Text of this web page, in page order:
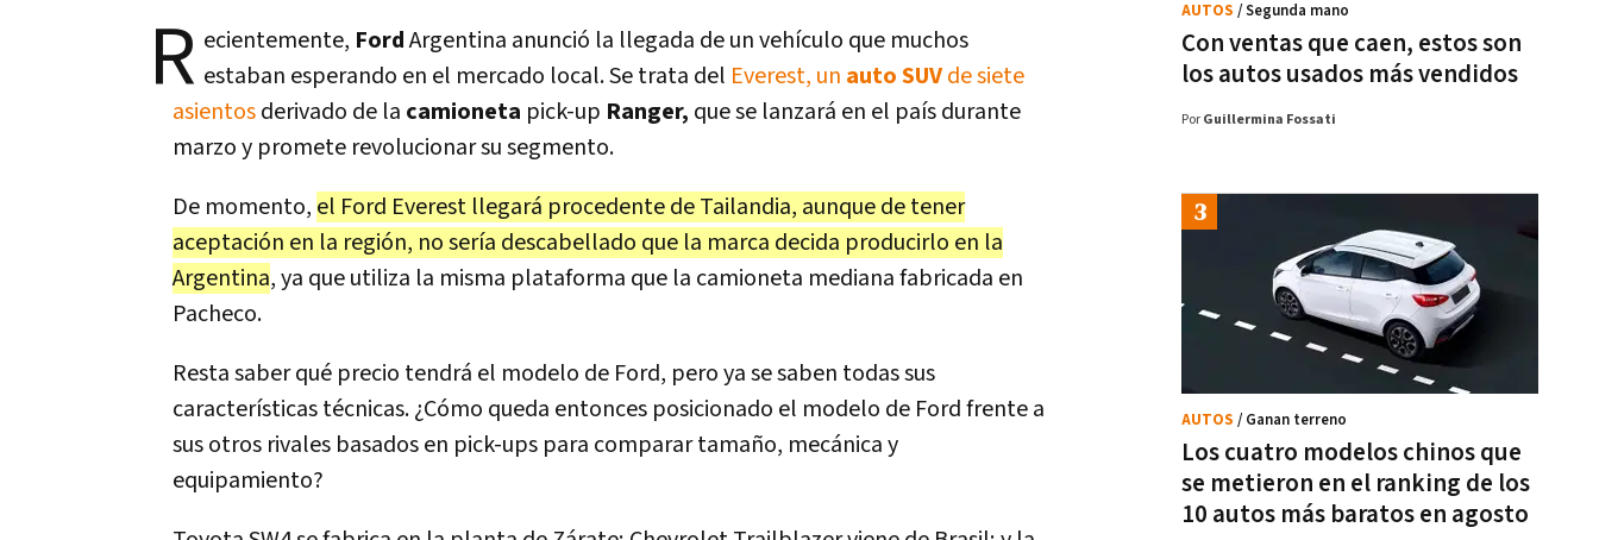
R ecientemente, FordArgentina anunció la llegada de un vehículo que muchos
estaban esperando en el mercado local. Se trata del Everest, un auto SUVde siete
asientosderivado de la camioneta pick-up Ranger, que se lanzará en el país durante
marzo y promete revolucionar su segmento.
De momento, el Ford Everest llegará procedente de Tailandia, aunque de tener
aceptación en la región, no sería descabellado que la marca decida producirlo en la
Argentina, ya que utiliza la misma plataforma que la camioneta mediana fabricada en
Pacheco.
Resta saber qué precio tendrá el modelo de Ford, pero ya se saben todas sus
características técnicas. ¿Cómo queda entonces posicionado el modelo de Ford frente a
sus otros rivales basados en pick-ups para comparar tamaño, mecánica y
equipamiento?
Con ventas que caen, estos son
los autos usados más vendidos
AUTOS / Segunda mano
Por Guillermina Fossati
Los cuatro modelos chinos que
se metieron en el ranking de los
10 autos más baratos en agosto
AUTOS / Ganan terreno